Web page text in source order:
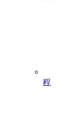
程